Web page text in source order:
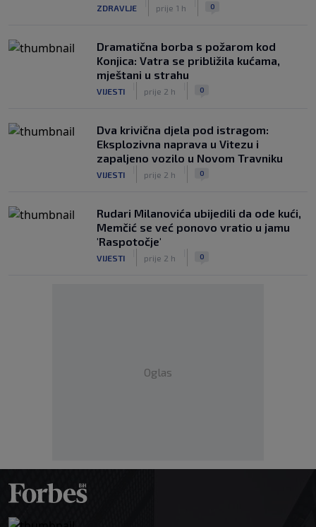
ZDRAVLJE prije 1 h 0
Dramatična borba s požarom kod
Konjica: Vatra se približila kućama,
mještani u strahu
VIJESTI prije 2 h 0
Dva krivična djela pod istragom:
Eksplozivna naprava u Vitezu i
zapaljeno vozilo u Novom Travniku
VIJESTI prije 2 h 0
Rudari Milanovića ubijedili da ode kući,
Memčić se već ponovo vratio u jamu
'Raspotočje'
VIJESTI prije 2 h 0
Oglas